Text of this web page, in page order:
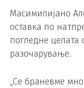
Масимилијано
оставка по
погледне целата
разочарување.
„Се браневме